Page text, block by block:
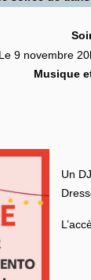
Le 9 novembre
Musique
Un